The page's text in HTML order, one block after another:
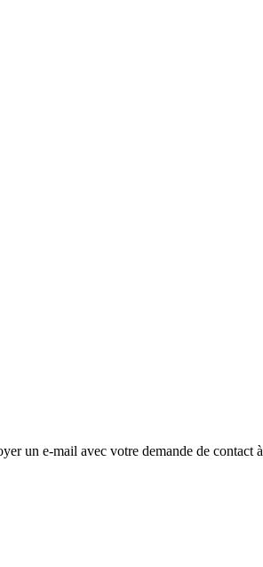
un e-mail avec votre demande de contact à